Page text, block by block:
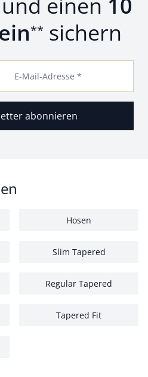
** sichern
E-Mail-Adresse *
abonnieren
Hosen
Slim Tapered
Regular Tapered
Tapered Fit